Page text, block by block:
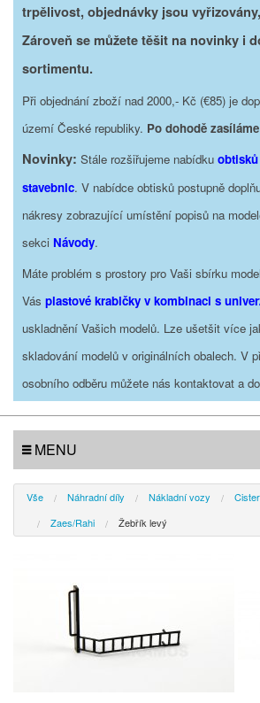
trpělivost, objednávky jsou
Zároveň se můžete těšit na novinky i
sortimentu.
Při objednání zboží nad 2000,- Kč (€85) je
území České republiky. Po dohodě
Novinky: Stále rozšiřujeme nabídku obtisků
stavebnic. V nabídce obtisků postupně
nákresy zobrazující umístění popisů na
sekci Návody.
Máte problém s prostory pro Vaši sbírku
Vás plastové krabičky v kombinaci s
uskladnění Vašich modelů. Lze ušetšit více
skladování modelů v originálních obalech. V
osobního odběru můžete nás kontaktovat a
MENU
Vše Náhradní díly Nákladní vozy
Zaes/Rahi
Žebřík levý